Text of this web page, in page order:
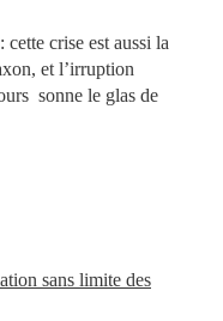
crise est aussi la
et l’irruption
sonne le glas de
sans limite des